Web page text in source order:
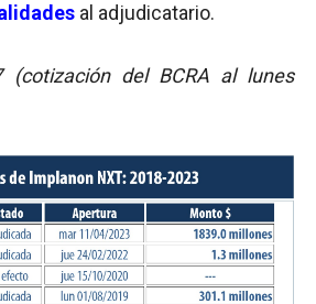
al adjudicatario.
(cotización del BCRA al lunes